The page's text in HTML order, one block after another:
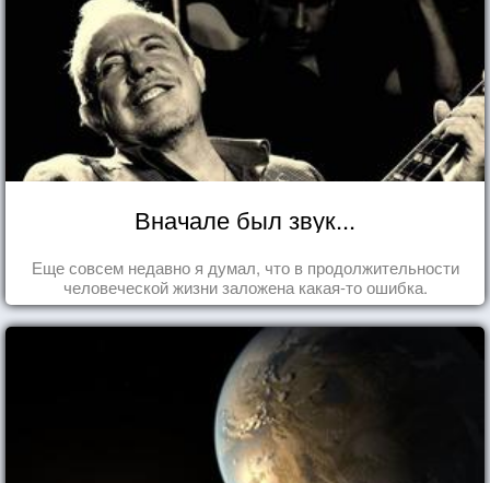
Вначале был звук...
Еще совсем недавно я думал, что в продолжительности
человеческой жизни заложена какая-то ошибка.